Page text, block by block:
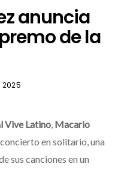
anuncia
de la
2025
Vive Latino, Macario
en solitario, una
sus canciones en un